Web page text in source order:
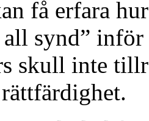
få erfara
synd”
skull inte